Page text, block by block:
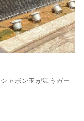
ャボン玉が舞うガー